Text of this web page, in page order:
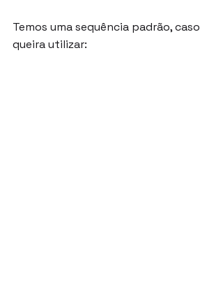
Temos uma sequência padrão, caso
queira utilizar: